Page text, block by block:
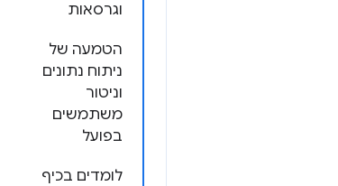
וגרסאות
הטמעה של
ניתוח נתונים
וניטור
משתמשים
בפועל
לומדים בכיף